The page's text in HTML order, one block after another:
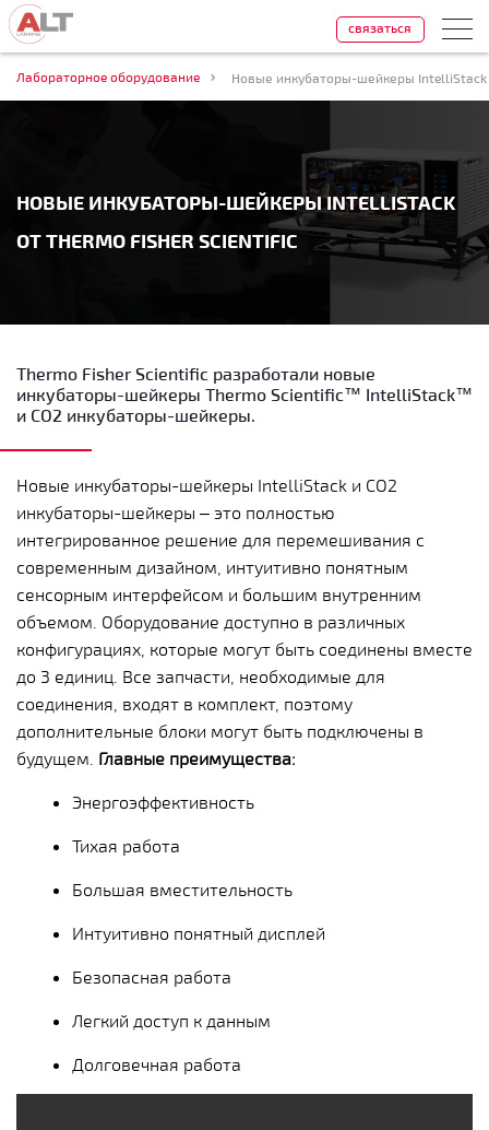
Лабораторное оборудование Новые инкубаторы-шейкеры IntelliStack
НОВЫЕ ИНКУБАТОРЫ-ШЕЙКЕРЫ INTELLISTACK
ОТ THERMO FISHER SCIENTIFIC
связаться
Thermo Fisher Scientific разработали новые
инкубаторы-шейкеры Thermo Scientific™ IntelliStack™
и СО2 инкубаторы-шейкеры.
Новые инкубаторы-шейкеры IntelliStack и СО2
инкубаторы-шейкеры – это полностью
интегрированное решение для перемешивания с
современным дизайном, интуитивно понятным
сенсорным интерфейсом и большим внутренним
объемом. Оборудование доступно в различных
конфигурациях, которые могут быть соединены вместе
до 3 единиц. Все запчасти, необходимые для
соединения, входят в комплект, поэтому
дополнительные блоки могут быть подключены в
будущем. Главные преимущества:
Энергоэффективность
Тихая работа
Большая вместительность
Интуитивно понятный дисплей
Безопасная работа
Легкий доступ к данным
Долговечная работа